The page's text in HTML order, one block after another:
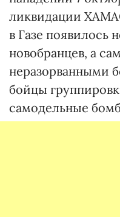
ликвидации
в Газе появилось
новобранцев, а
неразорванными
бойцы
самодельные